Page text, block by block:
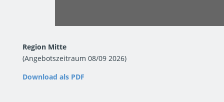
Region Mitte
(Angebotszeitraum 08/09 2026)
Download als PDF